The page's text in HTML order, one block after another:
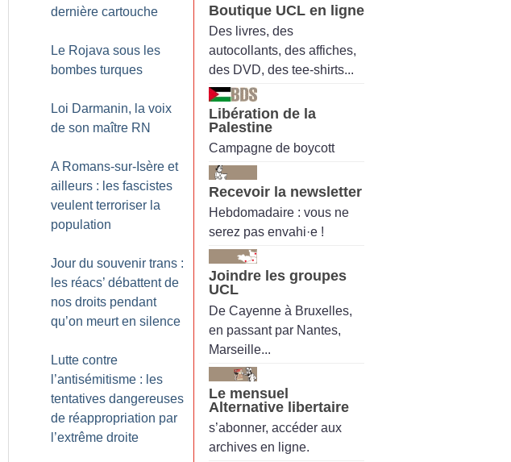
dernière cartouche
Le Rojava sous les
bombes turques
Loi Darmanin, la voix
de son maître RN
A Romans-sur-Isère et
ailleurs : les fascistes
veulent terroriser la
population
Jour du souvenir trans :
les réacs’ débattent de
nos droits pendant
qu’on meurt en silence
Lutte contre
l’antisémitisme : les
tentatives dangereuses
de réappropriation par
l’extrême droite
Boutique UCL en ligne
Des livres, des
autocollants, des affiches,
des DVD, des tee-shirts...
Libération de la
Palestine
Campagne de boycott
Recevoir la newsletter
Hebdomadaire : vous ne
serez pas envahi·e !
Joindre les groupes
UCL
De Cayenne à Bruxelles,
en passant par Nantes,
Marseille...
Le mensuel
Alternative libertaire
s’abonner, accéder aux
archives en ligne.